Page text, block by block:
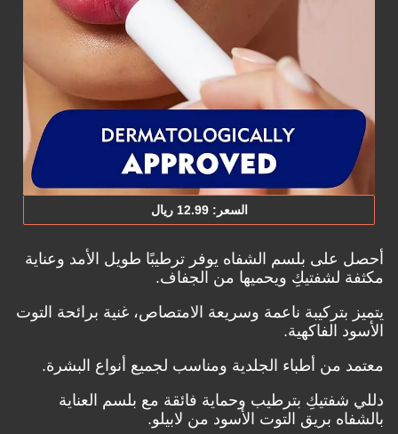
السعر: ‎12.‎99‏ ريال
أحصل على بلسم الشفاه يوفر ترطيبًا طويل الأمد وعناية
مكثفة لشفتيكِ ويحميها من الجفاف.
يتميز بتركيبة ناعمة وسريعة الامتصاص، غنية برائحة التوت
الأسود الفاكهية.
معتمد من أطباء الجلدية ومناسب لجميع أنواع البشرة.
دللي شفتيكِ بترطيب وحماية فائقة مع بلسم العناية
بالشفاه بريق التوت الأسود من لابيلو.